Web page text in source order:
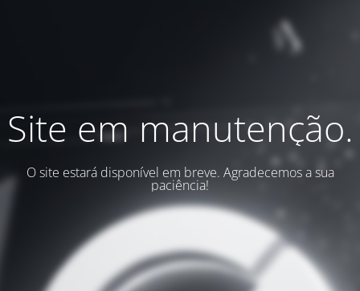
Site em manutenção.
O site estará disponível em breve. Agradecemos a sua
paciência!